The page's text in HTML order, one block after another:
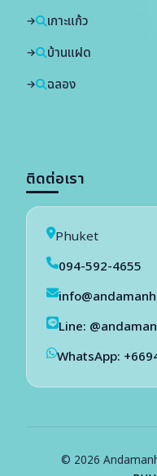
เกาะแก้ว
บ้านแฝด
ฉลอง
ติดต่อเรา
Phuket
094-592-4655
Line:
WhatsApp:
© 2026